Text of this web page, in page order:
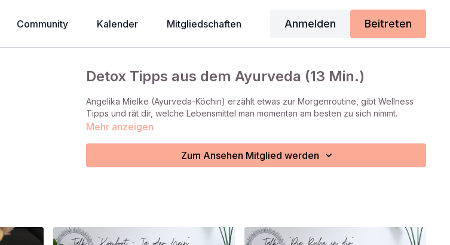
Community Kalender Mitgliedschaften Anmelden Beitreten
Detox Tipps aus dem Ayurveda (13 Min.)
Angelika Mielke (Ayurveda-Köchin) erzählt etwas zur Morgenroutine, gibt Wellness
Tipps und rät dir, welche Lebensmittel man momentan am besten zu sich nimmt.
Mehr anzeigen
Zum Ansehen Mitglied werden